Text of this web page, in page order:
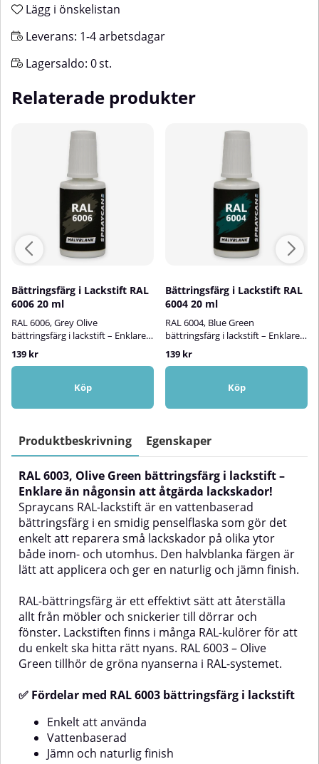
Lägg i önskelistan
Leverans: 1-4 arbetsdagar
Lagersaldo: 0st.
Relaterade produkter
Bättringsfärg i Lackstift RAL
6006 20 ml
RAL 6006, Grey Olive
bättringsfärg i lackstift – Enklare
än någonsin att åtgärda
lackskador!Spraycans RAL-
lackstift är en vattenbaserad
bättringsfärg i smidig
att snabbt reparera små
föremål, både inom- och
utomhus. Färgen är halvblank,
jämnt och naturligt resultat med
den medföljande penseln.RAL-
bättringsfärg i lackstift är ett
effektivt sätt att reparera mindre
lackskador på exempelvis
möbler, lister, dörrar och fönster.
Lackstiften finns i ett stort antal
RAL-kulörer så att du enkelt kan
hitta rätt nyans. RAL 6006 – Grey
nyanser.✅ Fördelar med RAL
6006 bättringsfärg i lackstiftEnkelt
att användaVattenbaseradJämn
och naturlig finishLång
hållbarhetKan användas på en
mängd olika ytorExempel på
smidiga penselflaskan med RAL
små lackskador på bland
annat:Dörrar, fönsterbågar och
listerPanel och
paneltakVentilationskanaler,
139 kr
Köp
Bättringsfärg i Lackstift RAL
6004 20 ml
RAL 6004, Blue Green
bättringsfärg i lackstift – Enklare
än någonsin att åtgärda
lackskador!Spraycans RAL-
lackstift är en vattenbaserad
bättringsfärg i smidig
att snabbt reparera små
föremål, både inom- och
utomhus. Färgen är halvblank,
jämnt och naturligt resultat med
den medföljande penseln.RAL-
bättringsfärg i lackstift är ett
effektivt sätt att åtgärda mindre
lackskador på exempelvis
möbler, lister, dörrar och fönster.
Lackstiften finns i ett stort urval
av RAL-kulörer för att du enkelt
ska kunna hitta rätt nyans. RAL
systemets gröna nyanser.✅
Fördelar med RAL 6004
bättringsfärg i lackstiftEnkelt att
användaVattenbaseradJämn och
naturlig finishLång hållbarhetKan
användas på en mängd olika
användningsområdenDen
annat:Dörrar, fönsterbågar och
listerPanel och
139 kr
Köp
Produktbeskrivning Egenskaper
RAL 6003, Olive Green bättringsfärg i lackstift –
Enklare än någonsin att åtgärda lackskador!
Spraycans RAL-lackstift är en vattenbaserad
bättringsfärg i en smidig penselflaska som gör det
enkelt att reparera små lackskador på olika ytor
både inom- och utomhus. Den halvblanka färgen är
lätt att applicera och ger en naturlig och jämn finish.
RAL-bättringsfärg är ett effektivt sätt att återställa
allt från möbler och snickerier till dörrar och
fönster. Lackstiften finns i många RAL-kulörer för att
du enkelt ska hitta rätt nyans. RAL 6003 – Olive
Green tillhör de gröna nyanserna i RAL-systemet.
✅ Fördelar med RAL 6003 bättringsfärg i lackstift
Enkelt att använda
Vattenbaserad
Jämn och naturlig finish